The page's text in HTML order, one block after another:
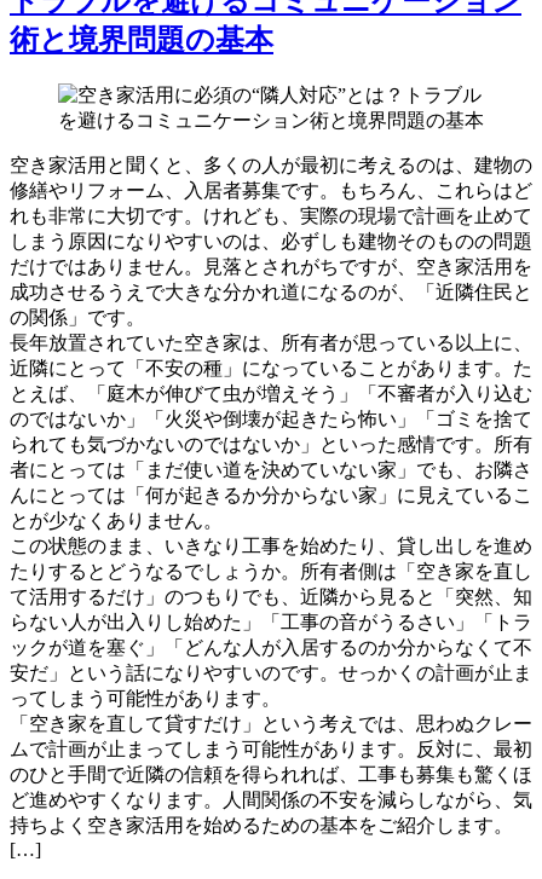
術と境界問題の基本
空き家活用と聞くと、多くの人が最初に考えるのは、建物の
修繕やリフォーム、入居者募集です。もちろん、これらはど
れも非常に大切です。けれども、実際の現場で計画を止めて
しまう原因になりやすいのは、必ずしも建物そのものの問題
だけではありません。見落とされがちですが、空き家活用を
成功させるうえで大きな分かれ道になるのが、「近隣住民と
の関係」です。
長年放置されていた空き家は、所有者が思っている以上に、
近隣にとって「不安の種」になっていることがあります。た
とえば、「庭木が伸びて虫が増えそう」「不審者が入り込む
のではないか」「火災や倒壊が起きたら怖い」「ゴミを捨て
られても気づかないのではないか」といった感情です。所有
者にとっては「まだ使い道を決めていない家」でも、お隣さ
んにとっては「何が起きるか分からない家」に見えているこ
とが少なくありません。
この状態のまま、いきなり工事を始めたり、貸し出しを進め
たりするとどうなるでしょうか。所有者側は「空き家を直し
て活用するだけ」のつもりでも、近隣から見ると「突然、知
らない人が出入りし始めた」「工事の音がうるさい」「トラ
ックが道を塞ぐ」「どんな人が入居するのか分からなくて不
安だ」という話になりやすいのです。せっかくの計画が止ま
ってしまう可能性があります。
「空き家を直して貸すだけ」という考えでは、思わぬクレー
ムで計画が止まってしまう可能性があります。反対に、最初
のひと手間で近隣の信頼を得られれば、工事も募集も驚くほ
ど進めやすくなります。人間関係の不安を減らしながら、気
持ちよく空き家活用を始めるための基本をご紹介します。
[…]